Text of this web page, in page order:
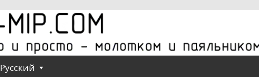
Русский